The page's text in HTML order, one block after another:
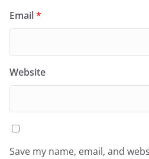
Email*
Website
Save my name, email, and